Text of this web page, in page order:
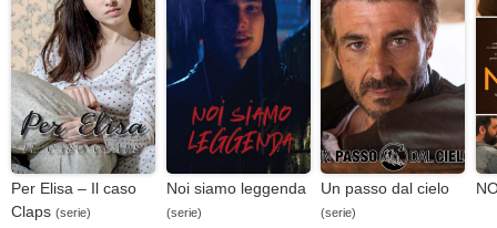
Per Elisa – Il caso
Claps (serie)
Noi siamo leggenda
(serie)
Un passo dal cielo
(serie)